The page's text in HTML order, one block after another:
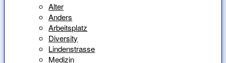
Alter
Anders
Arbeitsplatz
Diversity
Lindenstrasse
Medizin